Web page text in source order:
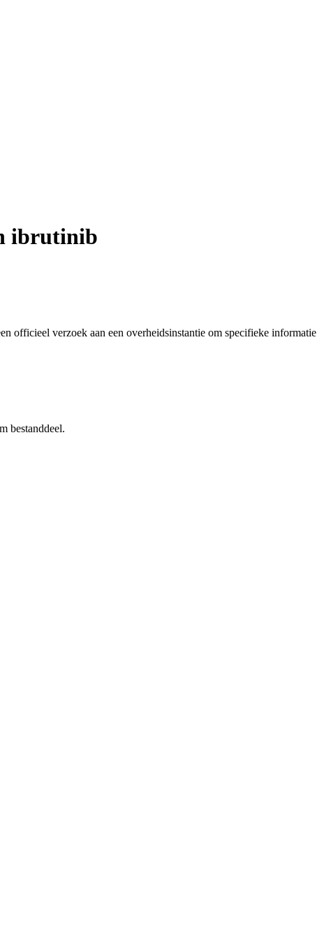
ibrutinib
officieel verzoek aan een overheidsinstantie om specifieke informatie
bestanddeel.